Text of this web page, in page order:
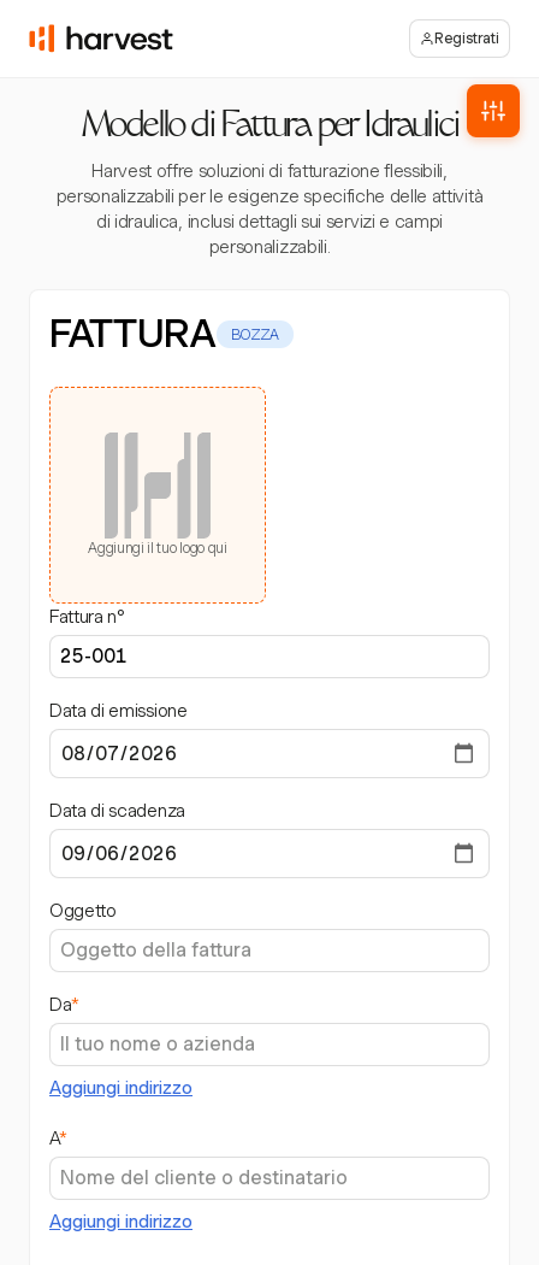
Registrati
Modello di Fattura per Idraulici
Harvest offre soluzioni di fatturazione flessibili,
personalizzabili per le esigenze specifiche delle attività
di idraulica, inclusi dettagli sui servizi e campi
personalizzabili.
FATTURA BOZZA
Aggiungi il tuo logo qui
Fattura n°
Data di emissione
Data di scadenza
Oggetto
Da*
Aggiungi indirizzo
A*
Aggiungi indirizzo